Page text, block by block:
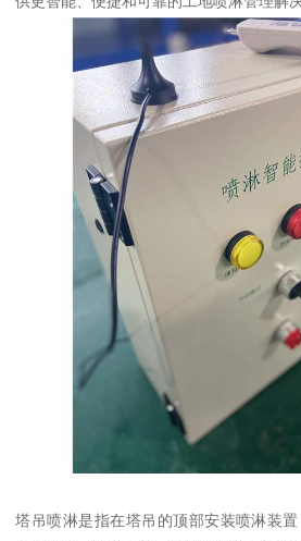
塔吊喷淋是指在塔吊的顶部安装喷淋装